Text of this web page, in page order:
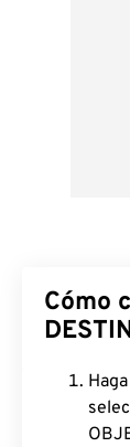
Cómo